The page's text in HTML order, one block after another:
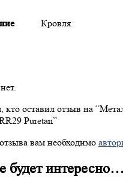
Кровля
кто оставил отзыв на “
Puretan”
вам необходимо
будет интересно…